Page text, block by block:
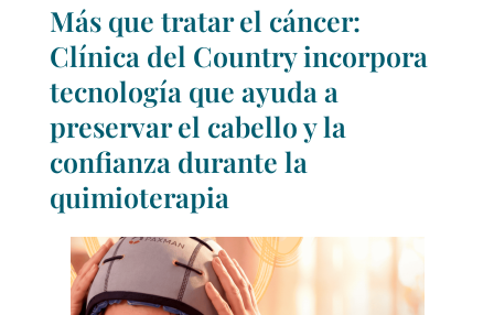
Más que tratar el cáncer:
Clínica del Country incorpora
tecnología que ayuda a
preservar el cabello y la
confianza durante la
quimioterapia